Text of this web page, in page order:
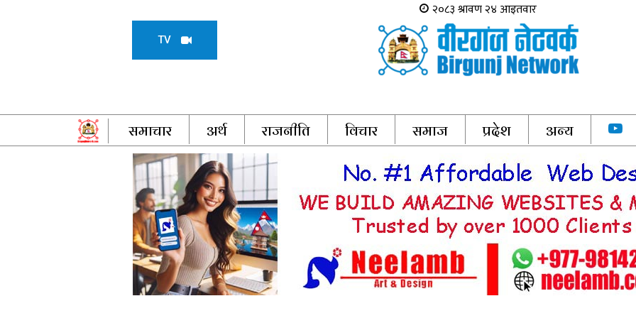
TV
समाचार अर्थ राजनीति विचार समाज प्रदेश अन्य